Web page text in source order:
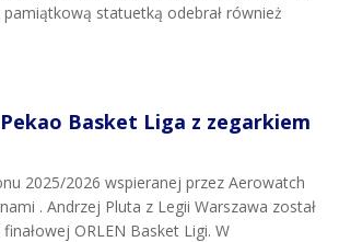
pamiątkową statuetką odebrał również
Basket Liga z zegarkiem
2025/2026 wspieranej przez Aerowatch
. Andrzej Pluta z Legii Warszawa został
ORLEN Basket Ligi. W